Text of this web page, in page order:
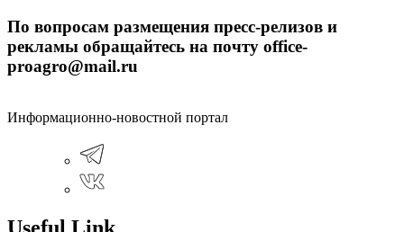
По вопросам размещения пресс-релизов и
рекламы обращайтесь на почту office-
proagro@mail.ru
Информационно-новостной портал
Useful Link